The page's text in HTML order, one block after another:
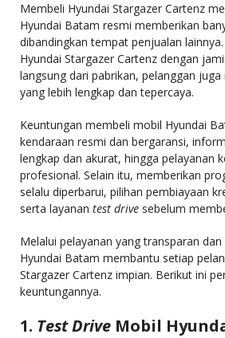
Membeli Hyundai Stargazer Cartenz
Hyundai Batam resmi memberikan
dibandingkan tempat penjualan
Hyundai Stargazer Cartenz dengan
langsung dari pabrikan, pelanggan
yang lebih lengkap dan tepercaya.
Keuntungan membeli mobil Hyundai
kendaraan resmi dan bergaransi,
lengkap dan akurat, hingga pelayanan
profesional. Selain itu, memberikan
selalu diperbarui, pilihan pembiayaan
serta layanan test drive sebelum
Melalui pelayanan yang transparan
Hyundai Batam membantu setiap
Stargazer Cartenz impian. Berikut ini
keuntungannya.
1. Test Drive Mobil